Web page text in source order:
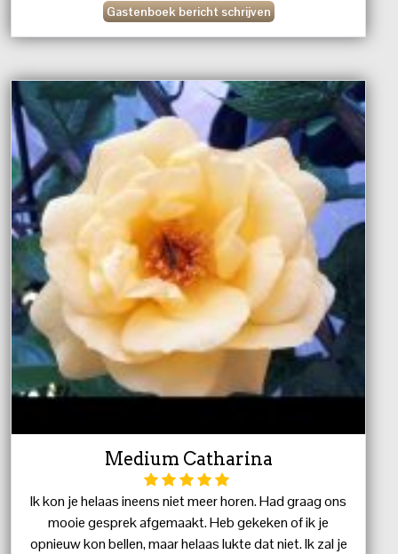
Gastenboek bericht schrijven
Medium Catharina
Ik kon je helaas ineens niet meer horen. Had graag ons
mooie gesprek afgemaakt. Heb gekeken of ik je
opnieuw kon bellen, maar helaas lukte dat niet. Ik zal je